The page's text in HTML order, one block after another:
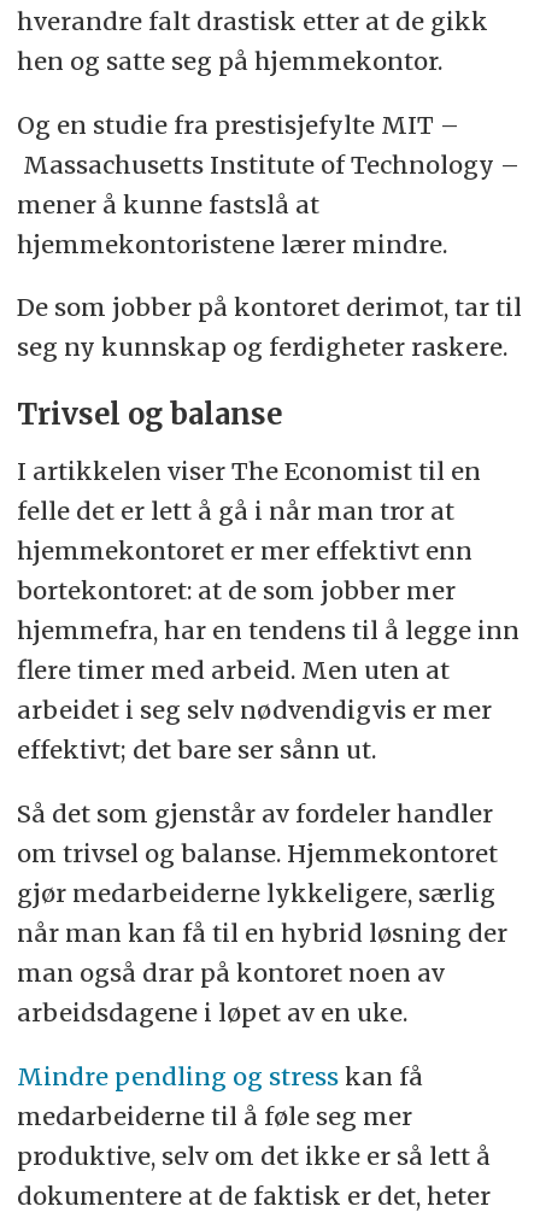
hverandre falt drastisk etter at de gikk
hen og satte seg på hjemmekontor.
Og en studie fra prestisjefylte MIT –
Massachusetts Institute of Technology –
mener å kunne fastslå at
hjemmekontoristene lærer mindre.
De som jobber på kontoret derimot, tar til
seg ny kunnskap og ferdigheter raskere.
Trivsel og balanse
I artikkelen viser The Economist til en
felle det er lett å gå i når man tror at
hjemmekontoret er mer effektivt enn
bortekontoret: at de som jobber mer
hjemmefra, har en tendens til å legge inn
flere timer med arbeid. Men uten at
arbeidet i seg selv nødvendigvis er mer
effektivt; det bare ser sånn ut.
Så det som gjenstår av fordeler handler
om trivsel og balanse. Hjemmekontoret
gjør medarbeiderne lykkeligere, særlig
når man kan få til en hybrid løsning der
man også drar på kontoret noen av
arbeidsdagene i løpet av en uke.
Mindre pendling og stresskan få
medarbeiderne til å føle seg mer
produktive, selv om det ikke er så lett å
dokumentere at de faktisk er det, heter